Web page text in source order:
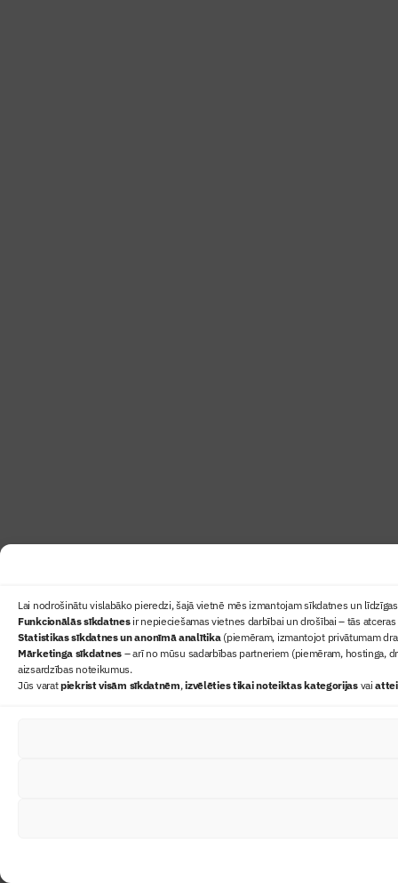
Lai nodrošinātu vislabāko pieredzi, šajā vietnē mēs izmantojam sīkdatnes un
Funkcionālās sīkdatnesir nepieciešamas vietnes darbībai un drošībai – tās
Statistikas sīkdatnes un anonīmā analītika(piemēram, izmantojot privātumam
Mārketinga sīkdatnes – arī no mūsu sadarbības partneriem (piemēram, hostinga,
aizsardzības noteikumus.
Jūs varatpiekrist visām sīkdatnēm,izvēlēties tikai noteiktas kategorijasvai